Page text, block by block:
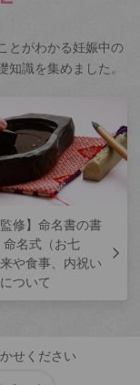
とがわかる妊娠中の
識を集めました。
監修】命名書の書
命名式（お七
や食事、内祝い
ついて
せください